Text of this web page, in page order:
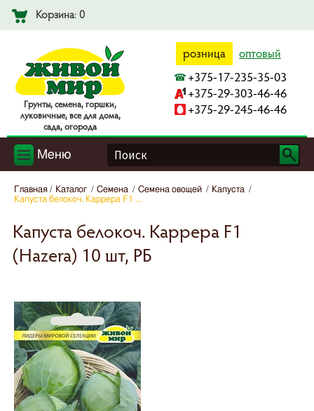
Корзина: 0
Гpyнты, ceмeнa, гopшки,
лyкoвичныe, вce для дoмa,
caдa, oгopoдa
розница оптовый
+375-17-235-35-03
+375-29-303-46-46
+375-29-245-46-46
Меню
Главная Каталог Семена Семена овощей
Капуста
Капуста белокоч. Каррера F1 ...
Капуста белокоч. Каррера F1
(Hazera) 10 шт, РБ